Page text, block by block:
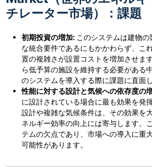
チレーター市場）：課題
初期投資の増加: このシステムは建物
な統合要件であるにもかかわらず、こ
置の複雑さが設置コストを増加させま
ら低予算の施設を維持する必要がある
のシステムを導入する際に課題に直面
性能に対する設計と気候への依存度の
に設計されている場合に最も効果を発
設計や複雑な気候条件は、その効果を
ネルギー効率の向上には寄与します。
テムの欠点であり、市場への導入に重
可能性があります。